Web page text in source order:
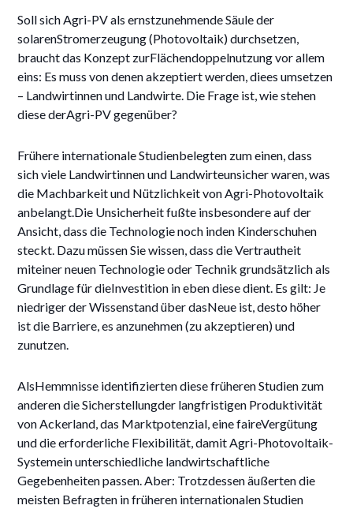
Soll sich Agri-PV als ernstzunehmende Säule der
solarenStromerzeugung (Photovoltaik) durchsetzen,
braucht das Konzept zurFlächendoppelnutzung vor allem
eins: Es muss von denen akzeptiert werden, diees umsetzen
– Landwirtinnen und Landwirte. Die Frage ist, wie stehen
diese derAgri-PV gegenüber?
Frühere internationale Studienbelegten zum einen, dass
sich viele Landwirtinnen und Landwirteunsicher waren, was
die Machbarkeit und Nützlichkeit von Agri-Photovoltaik
anbelangt.Die Unsicherheit fußte insbesondere auf der
Ansicht, dass die Technologie noch inden Kinderschuhen
steckt. Dazu müssen Sie wissen, dass die Vertrautheit
miteiner neuen Technologie oder Technik grundsätzlich als
Grundlage für dieInvestition in eben diese dient. Es gilt: Je
niedriger der Wissenstand über dasNeue ist, desto höher
ist die Barriere, es anzunehmen (zu akzeptieren) und
zunutzen.
AlsHemmnisse identifizierten diese früheren Studien zum
anderen die Sicherstellungder langfristigen Produktivität
von Ackerland, das Marktpotenzial, eine faireVergütung
und die erforderliche Flexibilität, damit Agri-Photovoltaik-
Systemein unterschiedliche landwirtschaftliche
Gegebenheiten passen. Aber: Trotzdessen äußerten die
meisten Befragten in früheren internationalen Studien